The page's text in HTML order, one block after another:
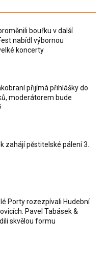
bouřku v další
nabídl výbornou
koncerty
přijímá přihlášky do
moderátorem bude
zahájí pěstitelské pálení 3.
Porty rozezpívali Hudební
Pavel Tabásek &
skvělou formu